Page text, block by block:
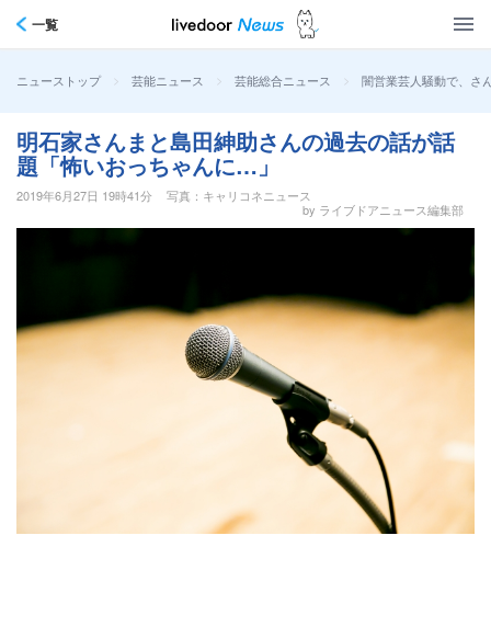
一覧
ニューストップ > 芸能ニュース > 芸能総合ニュース > 闇営業芸人騒動で、さ
明石家さんまと島田紳助さんの過去の話が話
題「怖いおっちゃんに…」
2019年6月27日 19時41分
写真：キャリコネニュース
by ライブドアニュース編集部